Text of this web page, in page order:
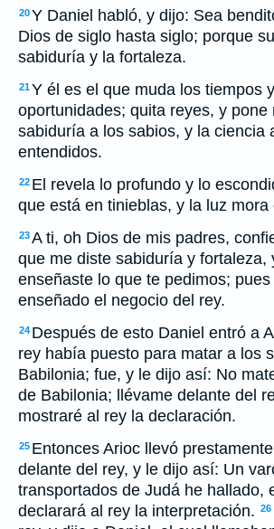
20Y Daniel habló, y dijo: Sea
Dios de siglo hasta siglo; porque
sabiduría y la fortaleza.
21Y él es el que muda los tiempos
oportunidades; quita reyes, y pone
sabiduría a los sabios, y la ciencia
entendidos.
22 El revela lo profundo y lo
que está en tinieblas, y la luz mora
23A ti, oh Dios de mis padres,
que me diste sabiduría y fortaleza,
enseñaste lo que te pedimos;
enseñado el negocio del rey.
24 Después de esto Daniel entró a
rey había puesto para matar a los
Babilonia; fue, y le dijo así: No
de Babilonia; llévame delante del
mostraré al rey la declaración.
25 Entonces Arioc llevó
delante del rey, y le dijo así: Un
transportados de Judá he hallado,
declarará al rey la interpretación. 26